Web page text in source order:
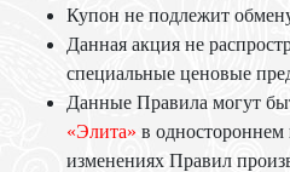
Купон не подлежит
Данная акция не
специальные ценовые
Данные Правила могут
«Элита» в
изменениях Правил